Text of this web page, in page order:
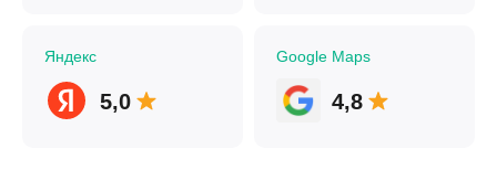
Яндекс
5,0
Google Maps
4,8